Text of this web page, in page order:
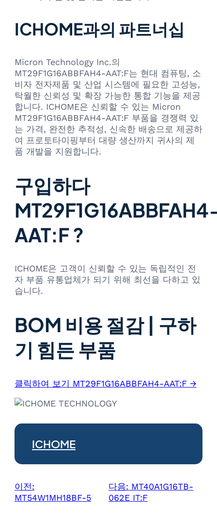
ICHOME과의 파트너십
Micron Technology Inc.의
MT29F1G16ABBFAH4-AAT:F는 현대 컴퓨팅, 소
비자 전자제품 및 산업 시스템에 필요한 고성능,
탁월한 신뢰성 및 확장 가능한 통합 기능을 제공
합니다. ICHOME은 신뢰할 수 있는 Micron
MT29F1G16ABBFAH4-AAT:F 부품을 경쟁력 있
는 가격, 완전한 추적성, 신속한 배송으로 제공하
여 프로토타이핑부터 대량 생산까지 귀사의 제
품 개발을 지원합니다.
구입하다
AAT:F ?
ICHOME은 고객이 신뢰할 수 있는 독립적인 전
자 부품 유통업체가 되기 위해 최선을 다하고 있
습니다.
BOM 비용 절감 | 구하
기 힘든 부품
클릭하여 보기 MT29F1G16ABBFAH4-AAT:F →
ICHOME
이전:
MT54W1MH18BF-5
다음: MT40A1G16TB-
062E IT:F